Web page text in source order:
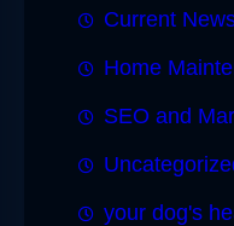
Current
Home
SEO and
your dog's